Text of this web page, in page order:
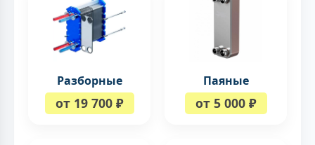
Разборные
от 19 700 ₽
Паяные
от 5 000 ₽